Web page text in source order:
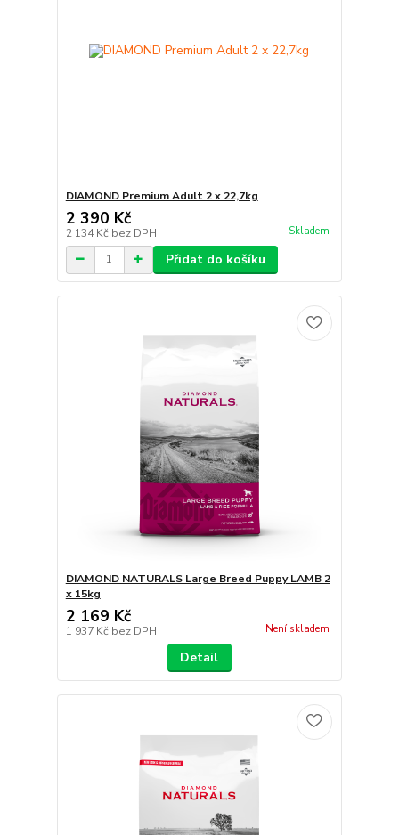
DIAMOND Premium Adult 2 x 22,7kg
2 390 Kč
2 134 Kč bez DPH Skladem
Přidat do košíku
DIAMOND NATURALS Large Breed Puppy LAMB 2
x 15kg
2 169 Kč
1 937 Kč bez DPH Není skladem
Detail